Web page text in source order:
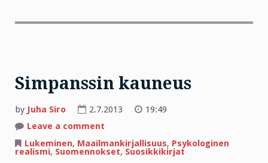
Simpanssin kauneus
by Juha Siro 2.7.2013
19:49
Leave a comment
kauneus
Lukeminen, Maailmankirjallisuus, Psykologinen
realismi, Suomennokset, Suosikkikirjat